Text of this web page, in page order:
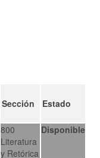
Sección Estado
800
Literatura
y Retórica
Disponible